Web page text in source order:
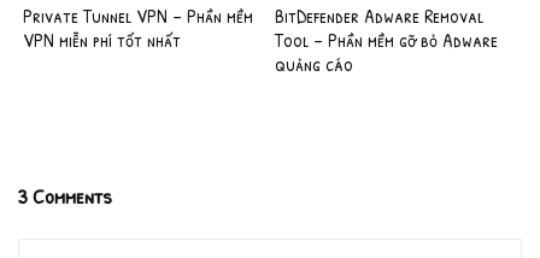
Private Tunnel VPN – Phần mềm
VPN miễn phí tốt nhất
BitDefender Adware Removal
Tool – Phần mềm gỡ bỏ Adware
quảng cáo
3 Comments